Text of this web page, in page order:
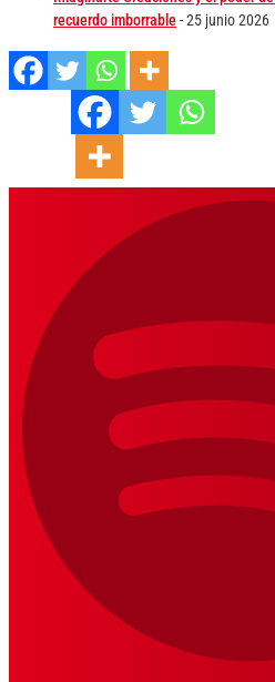
recuerdo imborrable- 25 junio 2026